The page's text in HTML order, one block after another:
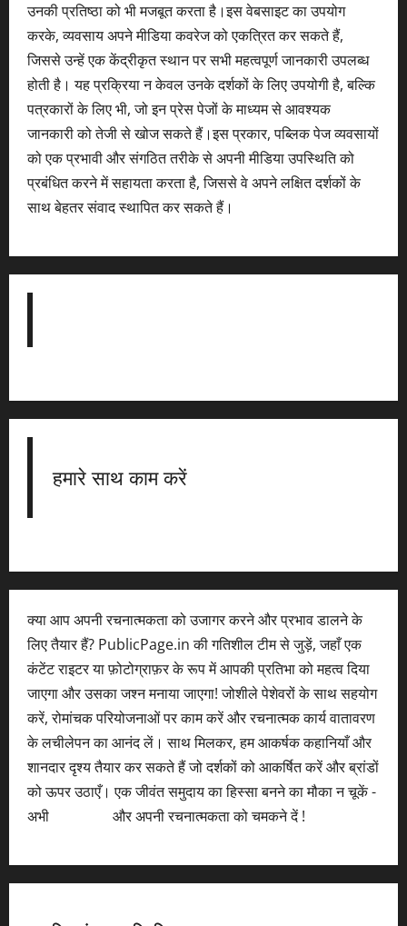
उनकी प्रतिष्ठा को भी मजबूत करता है।इस वेबसाइट का उपयोग
करके, व्यवसाय अपने मीडिया कवरेज को एकत्रित कर सकते हैं,
जिससे उन्हें एक केंद्रीकृत स्थान पर सभी महत्वपूर्ण जानकारी उपलब्ध
होती है। यह प्रक्रिया न केवल उनके दर्शकों के लिए उपयोगी है, बल्कि
पत्रकारों के लिए भी, जो इन प्रेस पेजों के माध्यम से आवश्यक
जानकारी को तेजी से खोज सकते हैं।इस प्रकार, पब्लिक पेज व्यवसायों
को एक प्रभावी और संगठित तरीके से अपनी मीडिया उपस्थिति को
प्रबंधित करने में सहायता करता है, जिससे वे अपने लक्षित दर्शकों के
साथ बेहतर संवाद स्थापित कर सकते हैं।
हमारे साथ काम करें
क्या आप अपनी रचनात्मकता को उजागर करने और प्रभाव डालने के
लिए तैयार हैं? PublicPage.in की गतिशील टीम से जुड़ें, जहाँ एक
कंटेंट राइटर या फ़ोटोग्राफ़र के रूप में आपकी प्रतिभा को महत्व दिया
जाएगा और उसका जश्न मनाया जाएगा! जोशीले पेशेवरों के साथ सहयोग
करें, रोमांचक परियोजनाओं पर काम करें और रचनात्मक कार्य वातावरण
के लचीलेपन का आनंद लें। साथ मिलकर, हम आकर्षक कहानियाँ और
शानदार दृश्य तैयार कर सकते हैं जो दर्शकों को आकर्षित करें और ब्रांडों
को ऊपर उठाएँ। एक जीवंत समुदाय का हिस्सा बनने का मौका न चूकें -
अभी
और अपनी रचनात्मकता को चमकने दें !